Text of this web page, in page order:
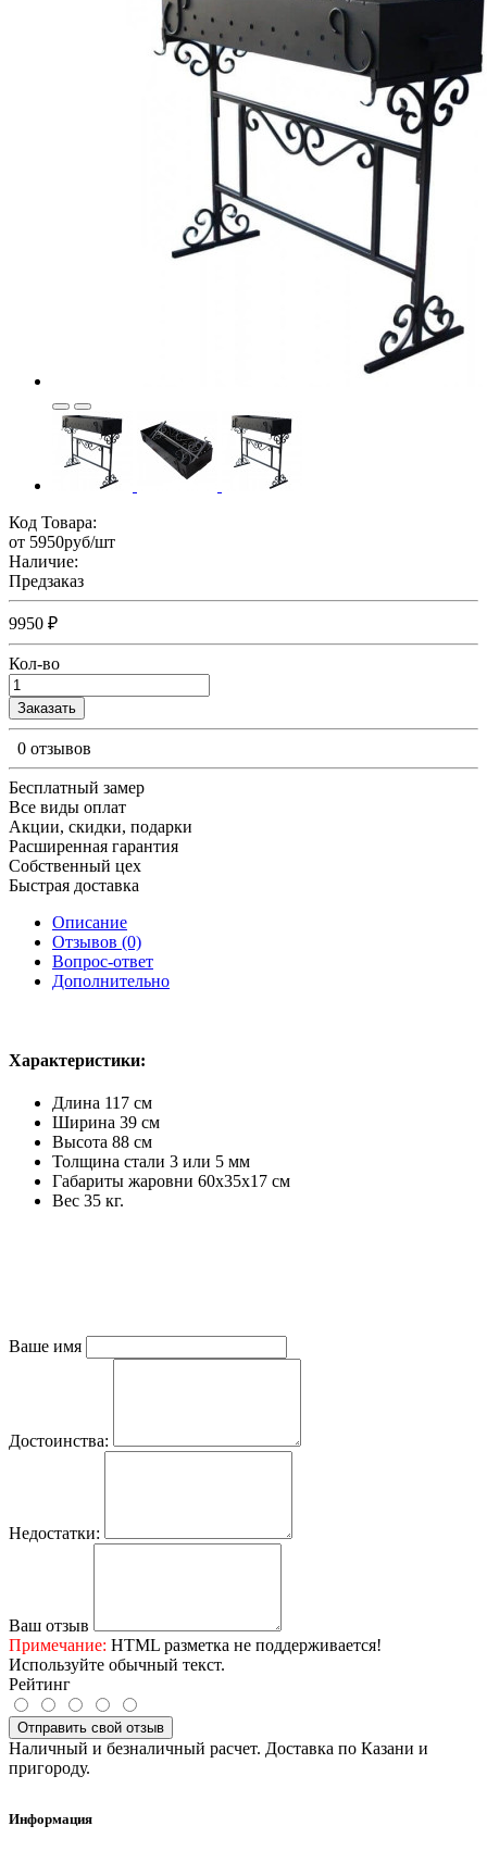
Код Товара:
от 5950руб/шт
Наличие:
Предзаказ
9950 ₽
Кол-во
Заказать
0 отзывов
Бесплатный замер
Все виды оплат
Акции, скидки, подарки
Расширенная гарантия
Собственный цех
Быстрая доставка
Описание
Отзывов (0)
Вопрос-ответ
Дополнительно
Характеристики:
Длина 117 см
Ширина 39 см
Высота 88 см
Толщина стали 3 или 5 мм
Габариты жаровни 60х35х17 см
Вес 35 кг.
Ваше имя
Достоинства:
Недостатки:
Ваш отзыв
Примечание: HTML разметка не поддерживается!
Используйте обычный текст.
Рейтинг
Отправить свой отзыв
Наличный и безналичный расчет. Доставка по Казани и
пригороду.
Информация